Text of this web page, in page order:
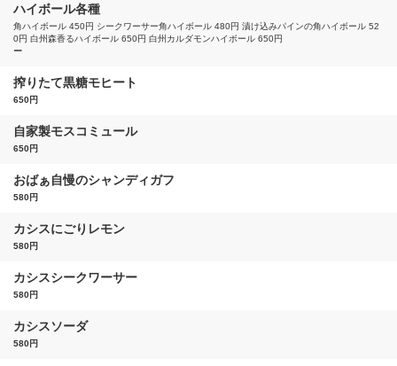
ハイボール各種
角ハイボール 450円 シークワーサー角ハイボール 480円 漬け込みパインの角ハイボール 52
0円 白州森香るハイボール 650円 白州カルダモンハイボール 650円
ー
搾りたて黒糖モヒート
650円
自家製モスコミュール
650円
おばぁ自慢のシャンディガフ
580円
カシスにごりレモン
580円
カシスシークワーサー
580円
カシスソーダ
580円